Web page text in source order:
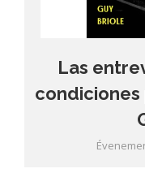
Las
condiciones